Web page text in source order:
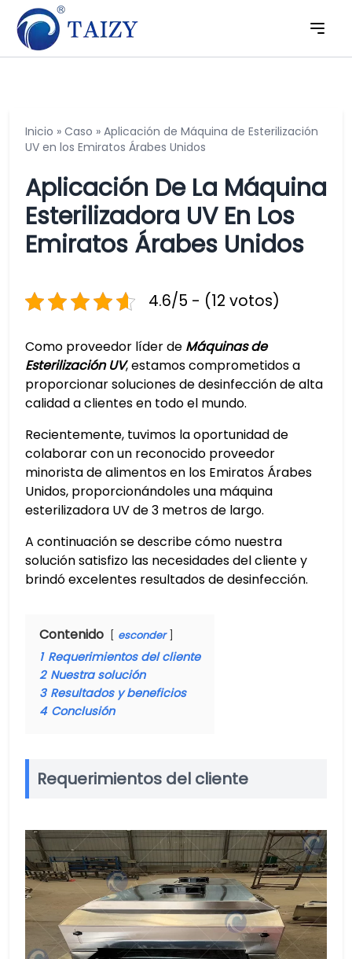
Inicio » Caso » Aplicación de Máquina de Esterilización
UV en los Emiratos Árabes Unidos
Aplicación De La Máquina
Esterilizadora UV En Los
Emiratos Árabes Unidos
4.6/5 - (12 votos)
Como proveedor líder de Máquinas de
Esterilización UV, estamos comprometidos a
proporcionar soluciones de desinfección de alta
calidad a clientes en todo el mundo.
Recientemente, tuvimos la oportunidad de
colaborar con un reconocido proveedor
minorista de alimentos en los Emiratos Árabes
Unidos, proporcionándoles una máquina
esterilizadora UV de 3 metros de largo.
A continuación se describe cómo nuestra
solución satisfizo las necesidades del cliente y
brindó excelentes resultados de desinfección.
Contenido esconder
1 Requerimientos del cliente
2 Nuestra solución
3 Resultados y beneficios
4 Conclusión
Requerimientos del cliente